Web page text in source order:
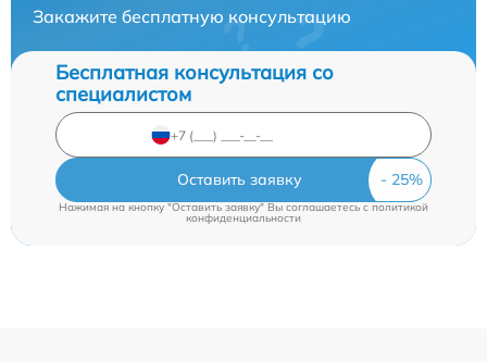
Закажите бесплатную консультацию
Бесплатная консультация со
специалистом
Оставить заявку
Нажимая на кнопку "Оставить заявку" Вы соглашаетесь cполитикой
конфиденциальности